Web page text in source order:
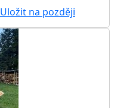
Uložit na později